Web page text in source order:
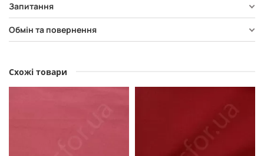
Запитання
Обмін та повернення
Схожі товари